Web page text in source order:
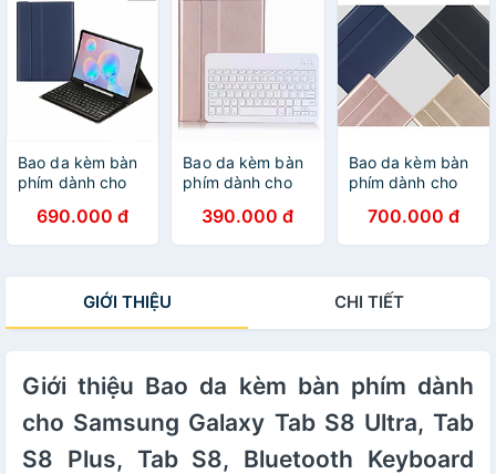
Bao da kèm bàn
phím dành cho
2022, Pro M1
12.9 2021, Pro
12.9 2017/ 2015,
chống sốc cao
cấp - Hàng chính
hãng
690.000 đ
Bao da kèm bàn
phím dành cho
Tab A7 Lite SM-
T225, Tab A7
cấp - Hàng chính
hãng
390.000 đ
Bao da kèm bàn
phím dành cho
Tab S9 Ultra, Tab
S9 Plus, Tab S9,
có khay để bút
700.000 đ
GIỚI THIỆU CHI TIẾT
Giới thiệu Bao da kèm bàn phím dành
cho Samsung Galaxy Tab S8 Ultra, Tab
S8 Plus, Tab S8, Bluetooth Keyboard